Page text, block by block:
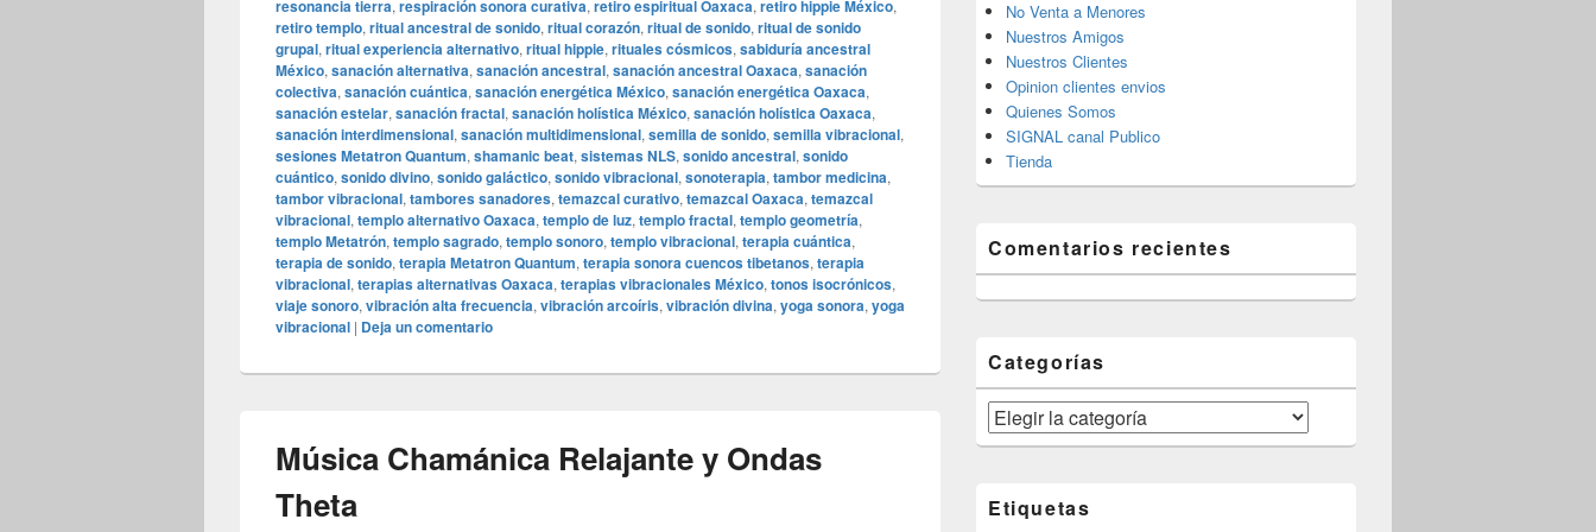
resonancia tierra, respiración sonora curativa, retiro espiritual Oaxaca, retiro hippie México,
retiro templo, ritual ancestral de sonido, ritual corazón, ritual de sonido, ritual de sonido
grupal, ritual experiencia alternativo, ritual hippie, rituales cósmicos, sabiduría ancestral
México, sanación alternativa, sanación ancestral, sanación ancestral Oaxaca, sanación
colectiva, sanación cuántica, sanación energética México, sanación energética Oaxaca,
sanación estelar, sanación fractal, sanación holística México, sanación holística Oaxaca,
sanación interdimensional, sanación multidimensional, semilla de sonido, semilla vibracional,
sesiones Metatron Quantum, shamanic beat, sistemas NLS, sonido ancestral, sonido
cuántico, sonido divino, sonido galáctico, sonido vibracional, sonoterapia, tambor medicina,
tambor vibracional, tambores sanadores, temazcal curativo, temazcal Oaxaca, temazcal
vibracional, templo alternativo Oaxaca, templo de luz, templo fractal, templo geometría,
templo Metatrón, templo sagrado, templo sonoro, templo vibracional, terapia cuántica,
terapia de sonido, terapia Metatron Quantum, terapia sonora cuencos tibetanos, terapia
vibracional, terapias alternativas Oaxaca, terapias vibracionales México, tonos isocrónicos,
viaje sonoro, vibración alta frecuencia, vibración arcoíris, vibración divina, yoga sonora, yoga
vibracional | Deja un comentario
Música Chamánica Relajante y Ondas
Theta
No Venta a Menores
Nuestros Amigos
Nuestros Clientes
Opinion clientes envios
Quienes Somos
SIGNAL canal Publico
Tienda
Comentarios recientes
Categorías
Categorías
Etiquetas